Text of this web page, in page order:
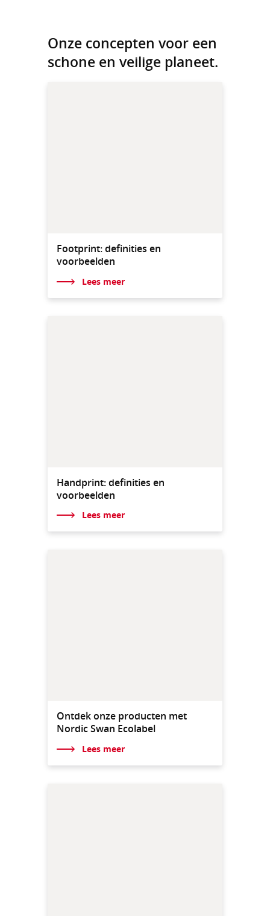
Onze concepten voor een
schone en veilige planeet.
Footprint: definities en
voorbeelden
Lees meer
Handprint: definities en
voorbeelden
Lees meer
Ontdek onze producten met
Nordic Swan Ecolabel
Lees meer